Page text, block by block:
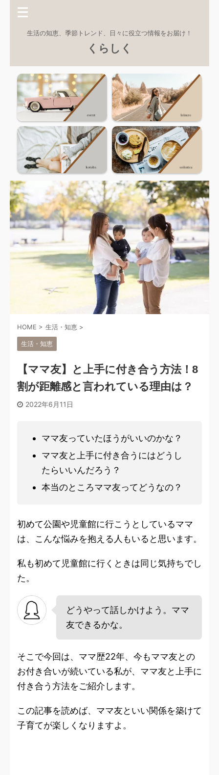
生活の知恵、季節トレンド、日々に役立つ情報をお届け！
くらしく
HOME > 生活・知恵 >
生活・知恵
【ママ友】と上手に付き合う方法！8
割が距離感と言われている理由は？
2022年6月11日
ママ友っていたほうがいいのかな？
ママ友と上手に付き合うにはどうし
たらいいんだろう？
本当のところママ友ってどうなの？
初めて公園や児童館に行こうとしているママ
は、こんな悩みを抱える人もいると思います。
私も初めて児童館に行くときは同じ気持ちでし
た。
どうやって話しかけよう。ママ
友できるかな。
そこで今回は、ママ歴22年、今もママ友との
お付き合いが続いている私が、ママ友と上手に
付き合う方法をご紹介します。
この記事を読めば、ママ友といい関係を築けて
子育てが楽しくなりますよ。